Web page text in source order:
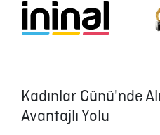
Kadınlar Günü'nde
Avantajlı Yolu